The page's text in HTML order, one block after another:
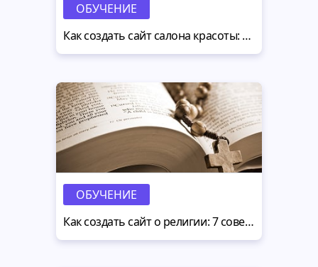
ОБУЧЕНИЕ
Как создать сайт салона красоты: 5 полезных советов для яркого старта
ОБУЧЕНИЕ
Как создать сайт о религии: 7 советов для абсолютных новичков